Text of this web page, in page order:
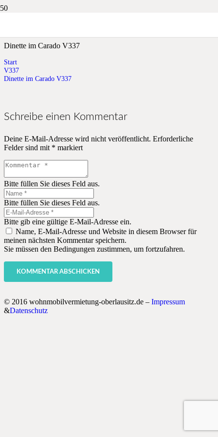
Dinette im Carado V337
Start
V337
Dinette im Carado V337
Schreibe einen Kommentar
Deine E-Mail-Adresse wird nicht veröffentlicht. Erforderliche
Felder sind mit * markiert
Bitte füllen Sie dieses Feld aus.
Bitte füllen Sie dieses Feld aus.
Bitte gib eine gültige E-Mail-Adresse ein.
Name, E-Mail-Adresse und Website in diesem Browser für
meinen nächsten Kommentar speichern.
Sie müssen den Bedingungen zustimmen, um fortzufahren.
KOMMENTAR ABSCHICKEN
© 2016 wohnmobilvermietung-oberlausitz.de – Impressum
&Datenschutz